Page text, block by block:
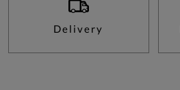
Delivery